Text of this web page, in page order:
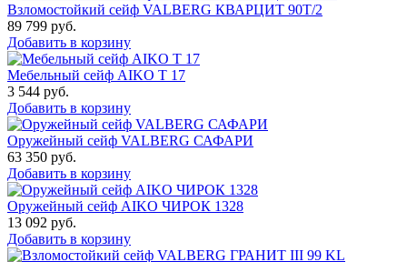
Взломостойкий сейф VALBERG КВАРЦИТ 90Т/2
89 799 руб.
Добавить в корзину
Мебельный сейф AIKO Т 17
3 544 руб.
Добавить в корзину
Оружейный сейф VALBERG САФАРИ
63 350 руб.
Добавить в корзину
Оружейный сейф AIKO ЧИРОК 1328
13 092 руб.
Добавить в корзину